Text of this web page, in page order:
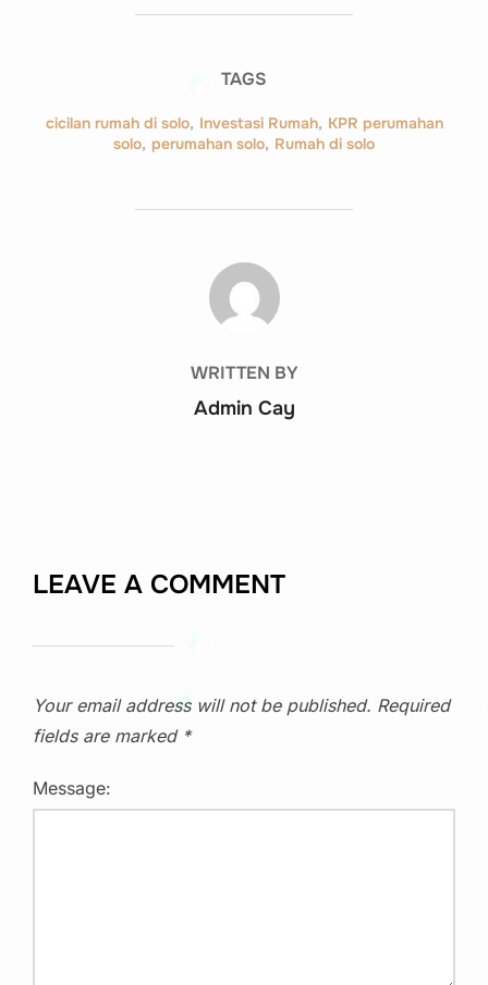
TAGS
cicilan rumah di solo, Investasi Rumah, KPR perumahan
solo, perumahan solo, Rumah di solo
POST AUTHOR
WRITTEN BY
Admin Cay
LEAVE A COMMENT
Your email address will not be published. Required
fields are marked *
Message: